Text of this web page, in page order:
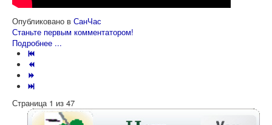
Опубликовано в СанЧас
Станьте первым комментатором!
Подробнее ...
Страница 1 из 47